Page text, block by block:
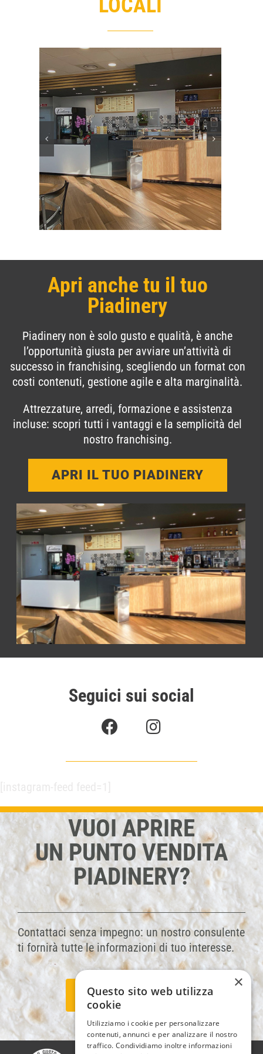
LOCALI
Apri anche tu il tuo
Piadinery
Piadinery non è solo gusto e qualità, è anche
l’opportunità giusta per avviare un’attività di
successo in franchising, scegliendo un format con
costi contenuti, gestione agile e alta marginalità.
Attrezzature, arredi, formazione e assistenza
incluse: scopri tutti i vantaggi e la semplicità del
nostro franchising.
APRI IL TUO PIADINERY
Seguici sui social
VUOI APRIRE
UN PUNTO VENDITA
PIADINERY?
Contattaci senza impegno: un nostro consulente
ti fornirà tutte le informazioni di tuo interesse.
CONTATTACI
×
Questo sito web utilizza
cookie
Utilizziamo i cookie per personalizzare
contenuti, annunci e per analizzare il nostro
traffico. Condividiamo inoltre informazioni